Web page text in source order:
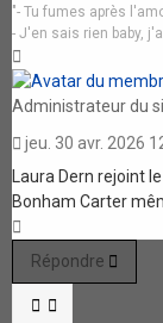
"- Tu fumes après
- J'en sais rien baby,
Administrateur du
jeu. 30 avr. 2026
Laura Dern rejoint
Bonham Carter
Répondre